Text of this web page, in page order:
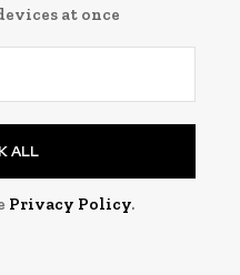
at once
ALL
Privacy Policy.